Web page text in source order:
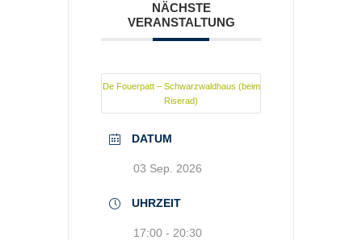
NÄCHSTE
VERANSTALTUNG
De Fouerpatt – Schwarzwaldhaus (beim
Riserad)
DATUM
03 Sep. 2026
UHRZEIT
17:00 - 20:30